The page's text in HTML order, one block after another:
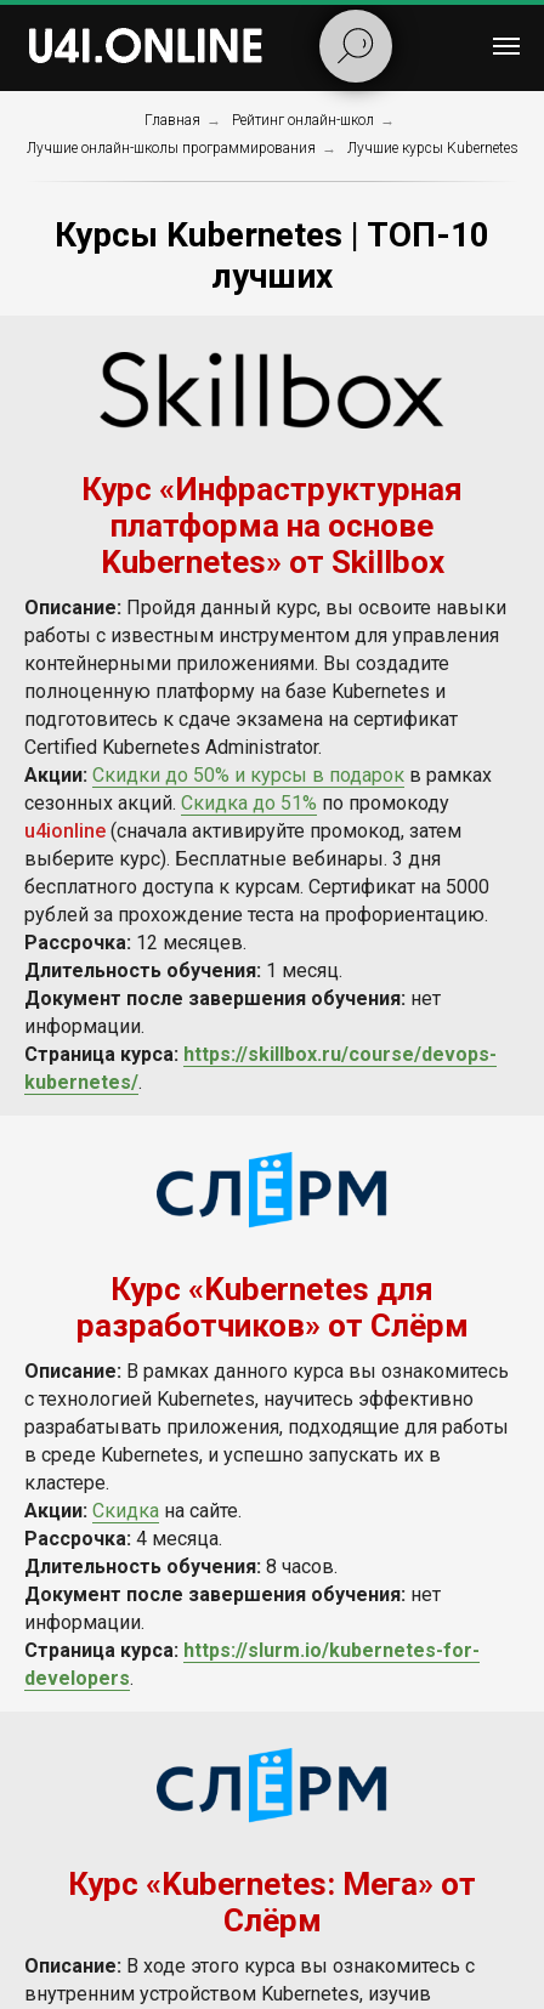
Главная → Рейтинг онлайн-школ →
Лучшие онлайн-школы программирования → Лучшие курсы Kubernetes
Курсы Kubernetes | ТОП-10
лучших
Курс «Инфраструктур­ная
платформа на основе
Kubernetes» от Skillbox
Описание: Пройдя данный курс, вы освоите навыки
работы с известным инструментом для управления
контейнерными приложениями. Вы создадите
полноценную платформу на базе Kubernetes и
подготовитесь к сдаче экзамена на сертификат
Certified Kubernetes Administrator.
Акции: Скидки до 50% и курсы в подарок в рамках
сезонных акций. Скидка до 51% по промокоду
u4ionline (сначала активируйте промокод, затем
выберите курс). Бесплатные вебинары. 3 дня
бесплатного доступа к курсам. Сертификат на 5000
рублей за прохождение теста на профориентацию.
Рассрочка: 12 месяцев.
Длительность обучения: 1 месяц.
Документ после завершения обучения: нет
информации.
Страница курса: https://skillbox.ru/course/devops-
kubernetes/.
Курс «Kubernetes для
разработчиков» от Слёрм
Описание: В рамках данного курса вы ознакомитесь
с технологией Kubernetes, научитесь эффективно
разрабатывать приложения, подходящие для работы
в среде Kubernetes, и успешно запускать их в
кластере.
Акции: Скидка на сайте.
Рассрочка: 4 месяца.
Длительность обучения: 8 часов.
Документ после завершения обучения: нет
информации.
Страница курса: https://slurm.io/kubernetes-for-
developers.
Курс «Kubernetes: Мега» от
Слёрм
Описание: В ходе этого курса вы ознакомитесь с
внутренним устройством Kubernetes, изучив